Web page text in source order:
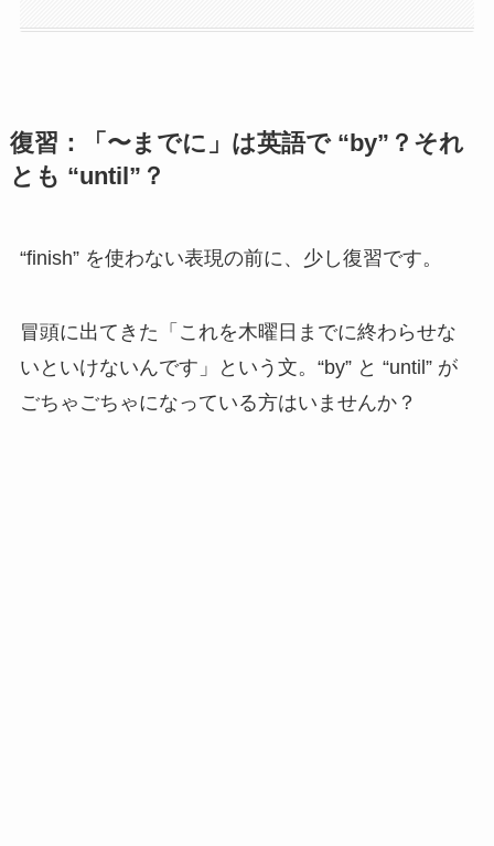
復習：「〜までに」は英語で “by”？それ
とも “until”？
“finish” を使わない表現の前に、少し復習です。
冒頭に出てきた「これを木曜日までに終わらせな
いといけないんです」という文。“by” と “until” が
ごちゃごちゃになっている方はいませんか？